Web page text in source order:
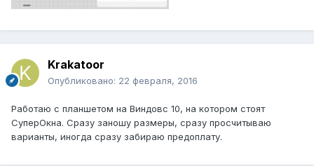
Krakatoor
Опубликовано: 22 февраля, 2016
Работаю с планшетом на Виндовс 10, на котором стоят
СуперОкна. Сразу заношу размеры, сразу просчитываю
варианты, иногда сразу забираю предоплату.